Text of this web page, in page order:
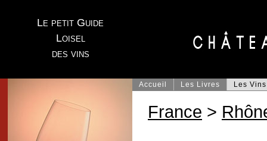
Le petit Guide
Loisel
des vins
Accueil Les Livres Les Vins
France >